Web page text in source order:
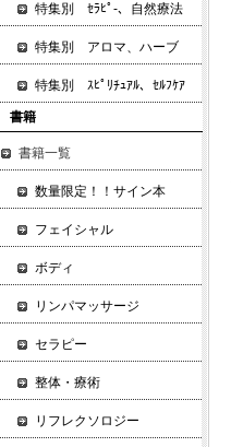
特集別 ｾﾗﾋﾟ-、自然療法
特集別 アロマ、ハーブ
特集別 ｽﾋﾟﾘﾁｭｱﾙ、ｾﾙﾌｹｱ
書籍
書籍一覧
数量限定！！サイン本
フェイシャル
ボディ
リンパマッサージ
セラピー
整体・療術
リフレクソロジー